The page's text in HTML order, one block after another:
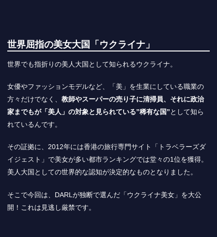
世界屈指の美女大国「ウクライナ」
世界でも指折りの美人大国として知られるウクライナ。
女優やファッションモデルなど、「美」を生業にしている職業の
方々だけでなく、 教師やスーパーの売り子に清掃員、それに政治
家までもが「美人」の対象と見られている”稀有な国” として知ら
れているんです。
その証拠に、2012年には香港の旅行専門サイト「トラベラーズダ
イジェスト」で美女が多い都市ランキングでは堂々の1位を獲得。
美人大国としての世界的な認知が決定的なものとなりました。
そこで今回は、DARLが独断で選んだ「ウクライナ美女」を大公
開！これは見逃し厳禁です。